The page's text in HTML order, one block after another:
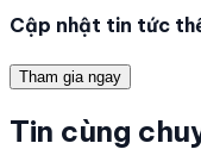
Cập nhật tin tức
Tham gia ngay
Tin cùng